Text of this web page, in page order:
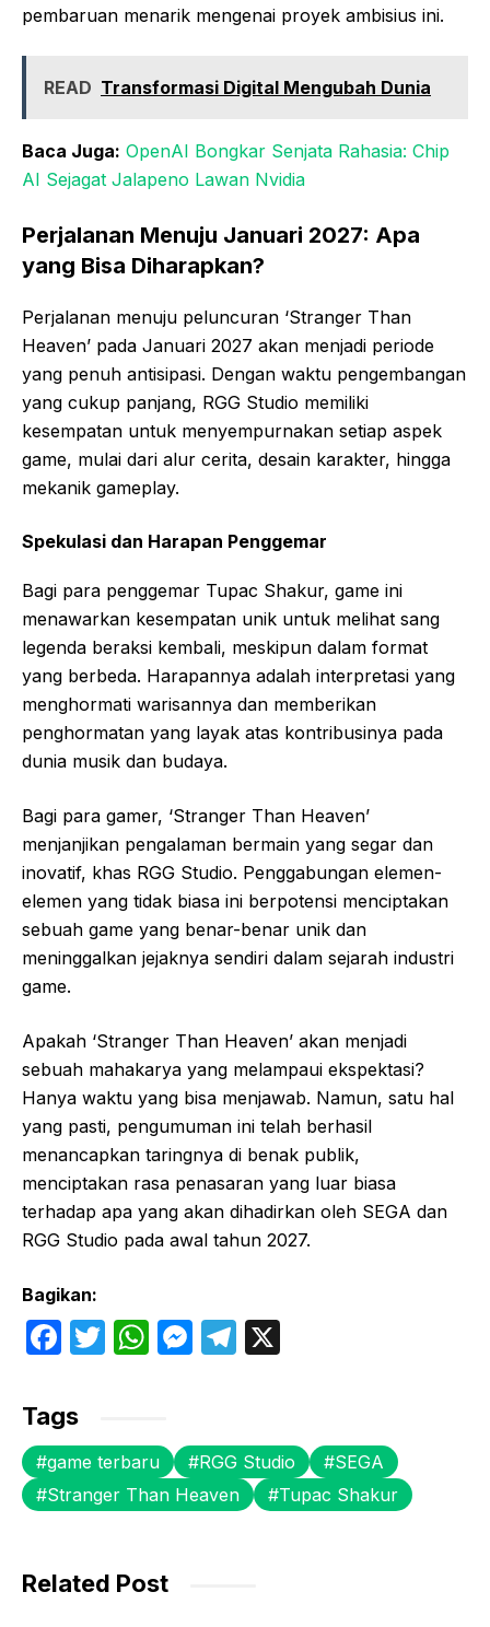
pembaruan menarik mengenai proyek ambisius ini.
READ Transformasi Digital Mengubah Dunia
Baca Juga: OpenAI Bongkar Senjata Rahasia: Chip
AI Sejagat Jalapeno Lawan Nvidia
Perjalanan Menuju Januari 2027: Apa
yang Bisa Diharapkan?
Perjalanan menuju peluncuran ‘Stranger Than
Heaven’ pada Januari 2027 akan menjadi periode
yang penuh antisipasi. Dengan waktu pengembangan
yang cukup panjang, RGG Studio memiliki
kesempatan untuk menyempurnakan setiap aspek
game, mulai dari alur cerita, desain karakter, hingga
mekanik gameplay.
Spekulasi dan Harapan Penggemar
Bagi para penggemar Tupac Shakur, game ini
menawarkan kesempatan unik untuk melihat sang
legenda beraksi kembali, meskipun dalam format
yang berbeda. Harapannya adalah interpretasi yang
menghormati warisannya dan memberikan
penghormatan yang layak atas kontribusinya pada
dunia musik dan budaya.
Bagi para gamer, ‘Stranger Than Heaven’
menjanjikan pengalaman bermain yang segar dan
inovatif, khas RGG Studio. Penggabungan elemen-
elemen yang tidak biasa ini berpotensi menciptakan
sebuah game yang benar-benar unik dan
meninggalkan jejaknya sendiri dalam sejarah industri
game.
Apakah ‘Stranger Than Heaven’ akan menjadi
sebuah mahakarya yang melampaui ekspektasi?
Hanya waktu yang bisa menjawab. Namun, satu hal
yang pasti, pengumuman ini telah berhasil
menancapkan taringnya di benak publik,
menciptakan rasa penasaran yang luar biasa
terhadap apa yang akan dihadirkan oleh SEGA dan
RGG Studio pada awal tahun 2027.
Bagikan:
F
c
e
b
o
k
T
er
W
s
A
p
M
s
e
n
T
gr
a
m
Tags
game terbaru RGG Studio
SEGA
Stranger Than Heaven
Tupac Shakur
Related Post